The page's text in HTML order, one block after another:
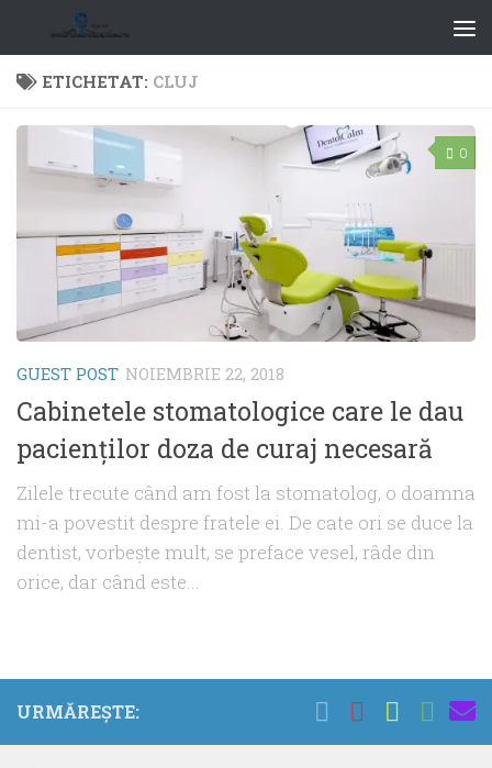
ETICHETAT: CLUJ
0
GUEST POST NOIEMBRIE 22, 2018
Cabinetele stomatologice care le dau
pacienţilor doza de curaj necesară
Zilele trecute când am fost la stomatolog, o doamna
mi-a povestit despre fratele ei. De cate ori se duce la
dentist, vorbeşte mult, se preface vesel, râde din
orice, dar când este...
URMĂREȘTE: